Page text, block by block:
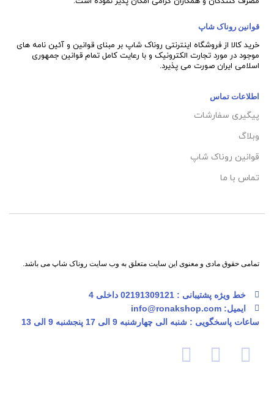
قوانین روناک شاپ
خرید کالا از فروشگاه اینترنتی روناک شاپ بر مبنای قوانین و آئین نامه های
موجود در مورد تجارت الکترونیک و با رعایت کامل تمام قوانین جمهوری
اسلامی ایران صورت می پذیرد.
اطلاعات تماس
پیگیری سفارشات
وبلاگ
قوانین روناک شاپ
تماس با ما
تمامی حقوق مادی و معنوی این سایت متعلق به وب سایت روناک شاپ می باشد.
خط ویژه پشتیبانی : 02191309121 داخلی 4
ایمیل: info@ronakshop.com
ساعات پاسخگویی : شنبه الی چهارشنبه 9 الی 17 پنجشنبه 9 الی 13